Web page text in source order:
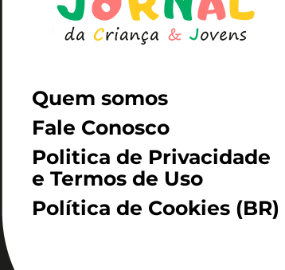
Quem somos
Fale Conosco
Politica de Privacidade
e Termos de Uso
Política de Cookies (BR)